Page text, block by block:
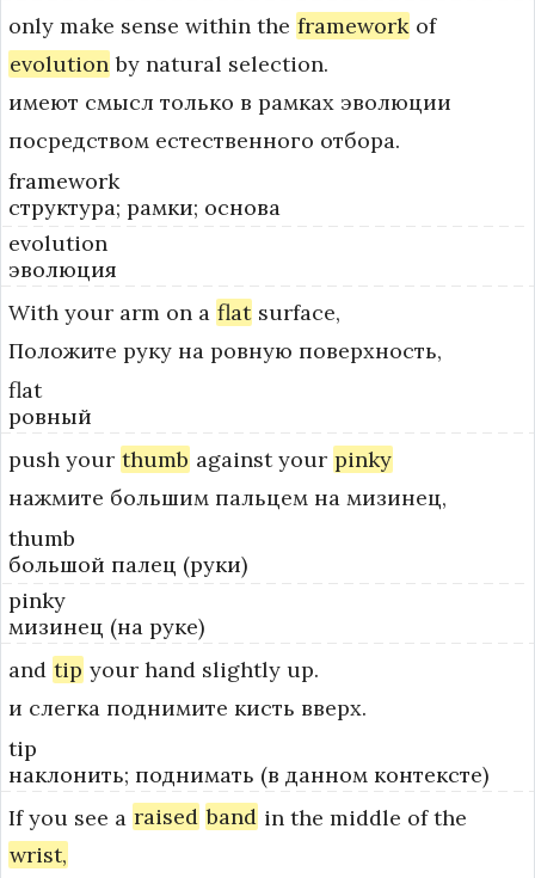
only make sense within the framework of
evolution by natural selection.
имеют смысл только в рамках эволюции
посредством естественного отбора.
framework
структура; рамки; основа
evolution
эволюция
With your arm on a flat surface,
Положите руку на ровную поверхность,
flat
ровный
push your thumb against your pinky
нажмите большим пальцем на мизинец,
thumb
большой палец (руки)
pinky
мизинец (на руке)
and tip your hand slightly up.
и слегка поднимите кисть вверх.
tip
наклонить; поднимать (в данном контексте)
If you see a raised band in the middle of the
wrist,